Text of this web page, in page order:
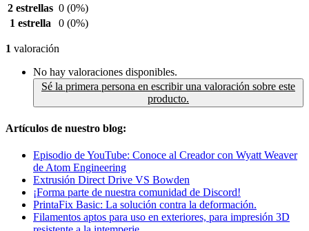
2 estrellas 0 (0%)
1 estrella
0 (0%)
1 valoración
No hay valoraciones disponibles.
Sé la primera persona en escribir una valoración sobre este
producto.
Artículos de nuestro blog:
Episodio de YouTube: Conoce al Creador con Wyatt Weaver
de Atom Engineering
Extrusión Direct Drive VS Bowden
¡Forma parte de nuestra comunidad de Discord!
PrintaFix Basic: La solución contra la deformación.
Filamentos aptos para uso en exteriores, para impresión 3D